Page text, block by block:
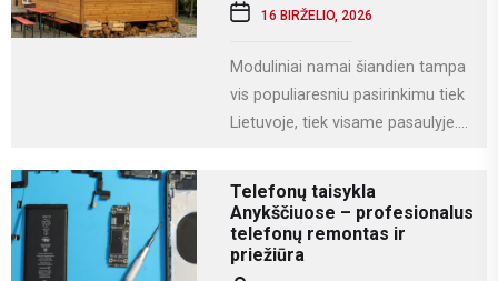
16 BIRŽELIO, 2026
Moduliniai namai šiandien tampa
vis populiaresniu pasirinkimu tiek
Lietuvoje, tiek visame pasaulyje.
Telefonų taisykla
Anykščiuose – profesionalus
telefonų remontas ir
priežiūra